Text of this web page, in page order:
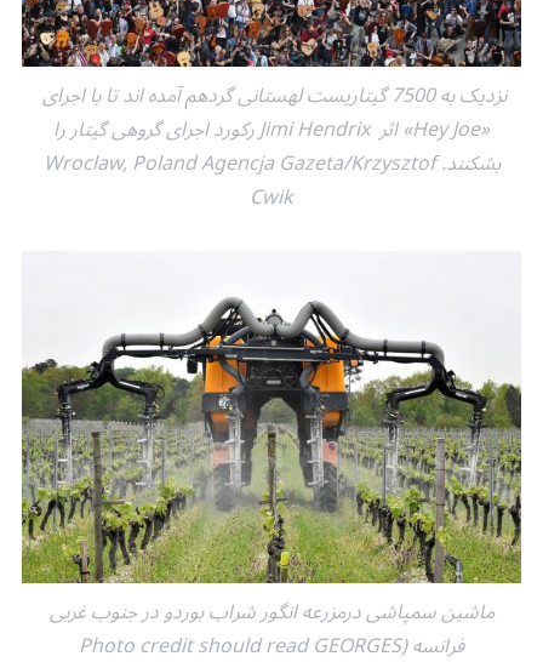
نزدیک به 7500 گیتاریست لهستانی گردهم آمده اند تا با اجرای
«Hey Joe» اثر Jimi Hendrix رکورد اجرای گروهی گیتار را
بشکنند. Wroclaw, Poland Agencja Gazeta/Krzysztof
Cwik
ماشین سمپاشی درمزرعه انگور شراب بوردو در جنوب غربی
فرانسه (Photo credit should read GEORGES